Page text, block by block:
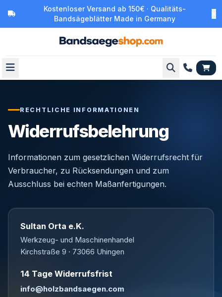
Kostenloser Versand ab 150€ · Qualitäts-
Bandsägeblätter Made in Germany
RECHTLICHE INFORMATIONEN
Widerrufsbelehrung
Informationen zum gesetzlichen Widerrufsrecht für
Verbraucher, zu Rücksendungen und zum
Ausschluss bei echten Maßanfertigungen.
Sultan Orta e.K.
Werkzeug- und Maschinenhandel
Kirchstraße 9 · 73066 Uhingen
14 Tage Widerrufsfrist
info@holzbandsaegen.com